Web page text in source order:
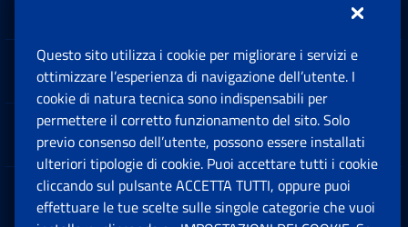
Sedi e Contatti
Software
Note Legali
Questo sito utilizza i cookie per migliorare i servizi e
ottimizzare l’esperienza di navigazione dell’utente. I
cookie di natura tecnica sono indispensabili per
permettere il corretto funzionamento del sito. Solo
previo consenso dell’utente, possono essere installati
ulteriori tipologie di cookie. Puoi accettare tutti i cookie
cliccando sul pulsante ACCETTA TUTTI, oppure puoi
effettuare le tue scelte sulle singole categorie che vuoi